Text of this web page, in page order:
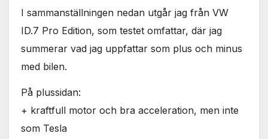
I sammanställningen nedan utgår jag från VW
ID.7 Pro Edition, som testet omfattar, där jag
summerar vad jag uppfattar som plus och minus
med bilen.
På plussidan:
+ kraftfull motor och bra acceleration, men inte
som Tesla